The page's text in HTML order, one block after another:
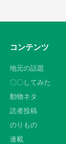
コンテンツ
地元の話題
〇〇してみた
動物ネタ
読者投稿
のりもの
連載